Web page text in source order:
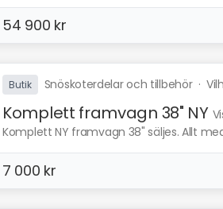
54 900 kr
Butik Snöskoterdelar och tillbehör·
Komplett framvagn 38" NY
Komplett NY framvagn 38" säljes. Allt
7 000 kr